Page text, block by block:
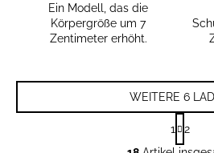
Ein Modell, das die
Körpergröße um 7
Zentimeter erhöht.
S
WEITERE 6
P
a
1
2